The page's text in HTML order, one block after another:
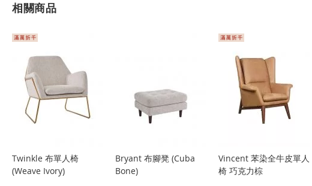
相關商品
Twinkle 布單人椅
(Weave Ivory)
Bryant 布腳凳 (Cuba
Bone)
Vincent 苯染全牛皮單人
椅 巧克力棕